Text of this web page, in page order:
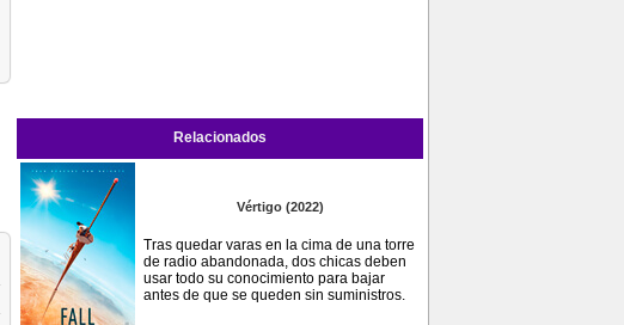
Relacionados
Vértigo (2022)
Tras quedar varas en la cima de una torre
de radio abandonada, dos chicas deben
usar todo su conocimiento para bajar
antes de que se queden sin suministros.